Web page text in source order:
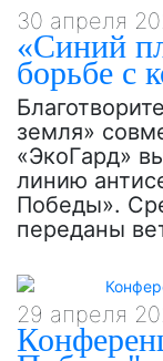
30 апреля
«Синий
борьбе с
земля»
«ЭкоГард»
линию
Победы».
переданы
29 апреля